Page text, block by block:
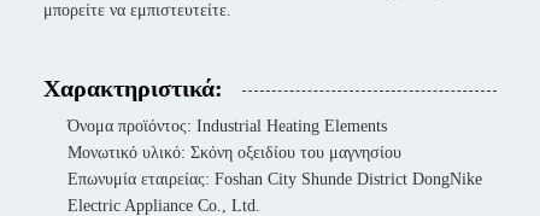
μπορείτε να εμπιστευτείτε.
Χαρακτηριστικά:
Όνομα προϊόντος: Industrial Heating Elements
Μονωτικό υλικό: Σκόνη οξειδίου του μαγνησίου
Επωνυμία εταιρείας: Foshan City Shunde District DongNike
Electric Appliance Co., Ltd.